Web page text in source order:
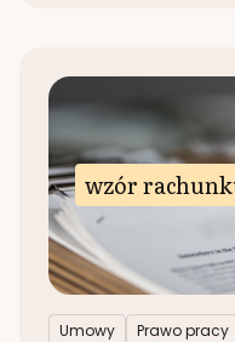
wzór
Umowy Prawo pracy